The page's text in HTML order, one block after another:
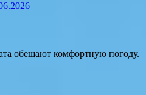
обещают комфортную погоду.